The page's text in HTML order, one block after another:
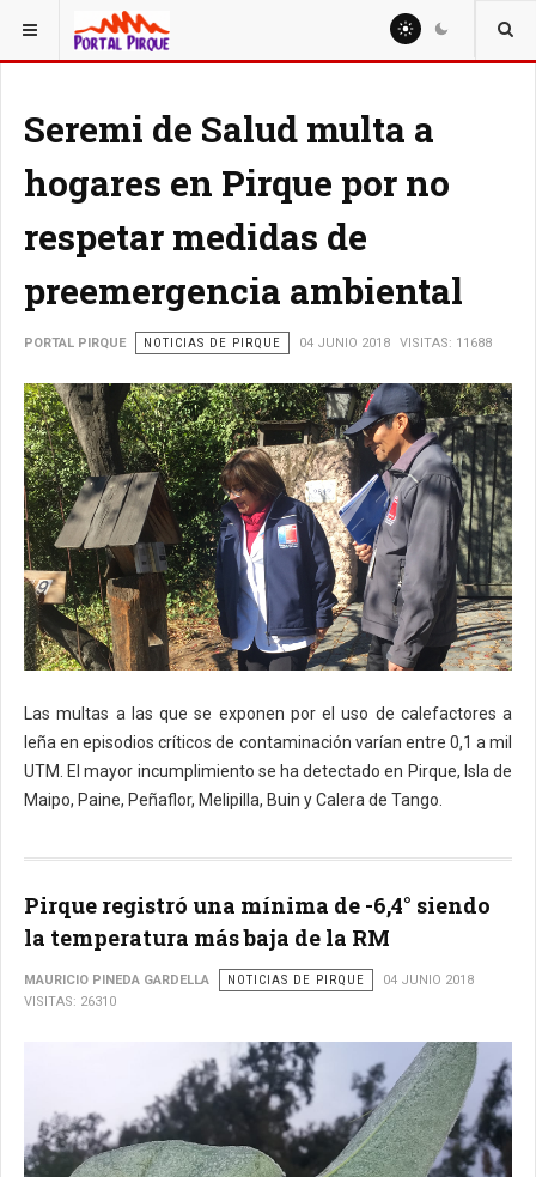
ESTÁ AQUÍ: NOTICIAS
Seremi de Salud multa a
hogares en Pirque por no
respetar medidas de
preemergencia ambiental
PORTAL PIRQUE NOTICIAS DE PIRQUE 04 JUNIO 2018 VISITAS: 11688
Las multas a las que se exponen por el uso de calefactores a
leña en episodios críticos de contaminación varían entre 0,1 a mil
UTM. El mayor incumplimiento se ha detectado en Pirque, Isla de
Maipo, Paine, Peñaflor, Melipilla, Buin y Calera de Tango.
Pirque registró una mínima de -6,4° siendo
la temperatura más baja de la RM
MAURICIO PINEDA GARDELLA NOTICIAS DE PIRQUE
04 JUNIO 2018
VISITAS: 26310